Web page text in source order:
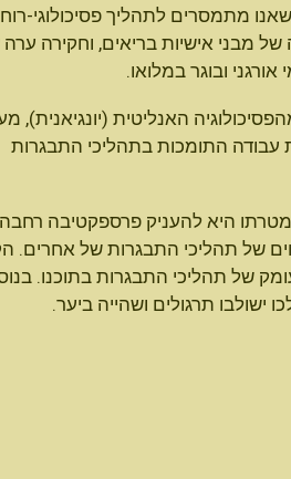
מתמסרים לתהליך פסיכולוגי-
של מבני אישיות בריאים, וחקירה
ובוגר במלואו.
האנליטית (יונגיאנית),
עבודה התומכות בתהליכי התבגרות
מטרתו היא להעניק פרספקטיבה
של תהליכי התבגרות של אחרים.
של תהליכי התבגרות בתוכנו.
ישולבו תרגולים ושהייה ביער.